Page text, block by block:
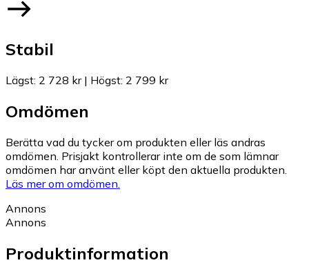
Stabil
Lägst: 2 728 kr| Högst: 2 799 kr
Omdömen
Berätta vad du tycker om produkten eller läs andras
omdömen. Prisjakt kontrollerar inte om de som lämnar
omdömen har använt eller köpt den aktuella produkten.
Läs mer om omdömen.
Annons
Annons
Produktinformation